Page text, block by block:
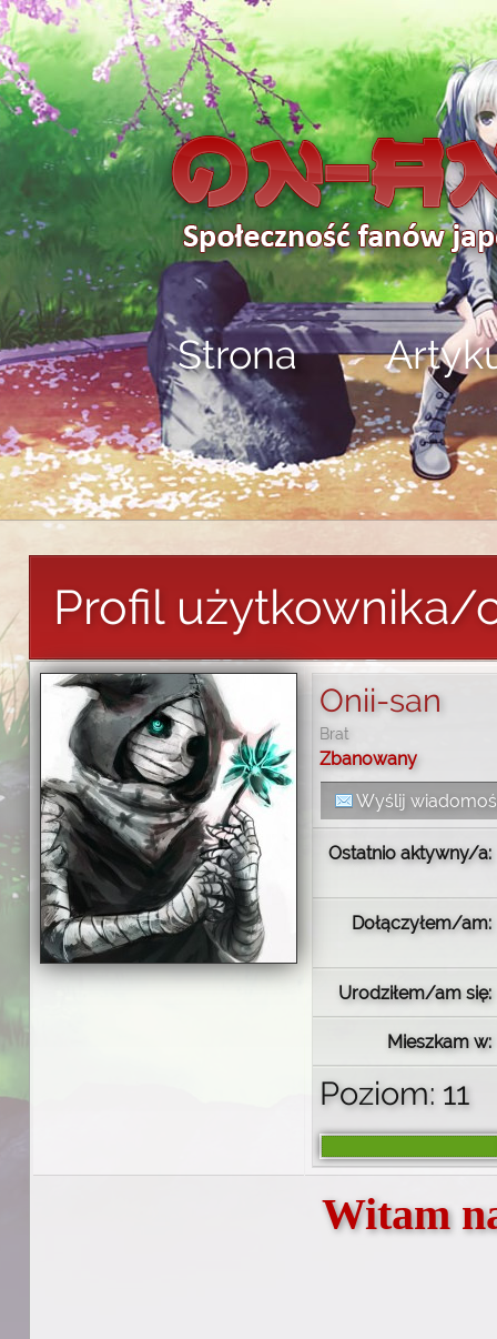
Strona
Profil użytkownika/
Onii-san
Brat
Zbanowany
Wyślij
Ostatnio aktywny/a:
Dołączyłem/am:
Urodziłem/am się:
Mieszkam w:
Poziom: 11
Witam